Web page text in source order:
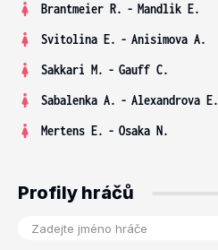
Brantmeier R. - Mandlik E.
Svitolina E. - Anisimova A.
Sakkari M. - Gauff C.
Sabalenka A. - Alexandrova E.
Mertens E. - Osaka N.
Profily hráčů